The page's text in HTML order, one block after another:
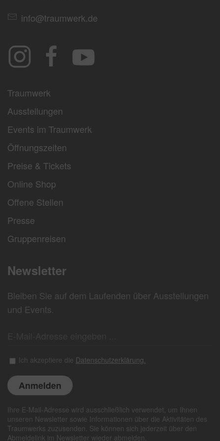
info@traumwerk.de
Traumwerk
Ausstellungen
Events im Traumwerk
Öffnungszeiten
Preise & Tickets
Online Shop
Offene Stellen
Presse
Gruppenreisen
Newsletter
Bleiben Sie auf dem Laufenden über Ausstellungen
und Events.
Ich akzeptiere die Datenschutzerklärung.
Ihre E-Mail-Adresse wird ausschließlich verwendet, um Ihnen
unseren Newsletter sowie Informationen über die Aktivitäten des
Traumwerks zuzusenden. Sie können sich jederzeit über den
Abmeldelink im Newsletter wieder abmelden.